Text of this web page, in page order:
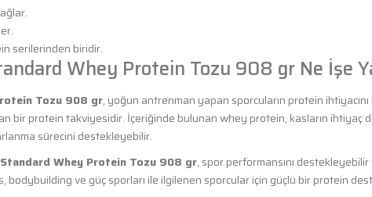
serilerinden biridir.
Whey Protein Tozu 908 gr Ne İşe
Tozu 908 gr, yoğun antrenman yapan sporcuların protein ihtiyacını
bir protein takviyesidir. İçeriğinde bulunan whey protein, kasların ihtiyaç
sürecini destekleyebilir.
Whey Protein Tozu 908 gr, spor performansını destekleyebilir
bodybuilding ve güç sporları ile ilgilenen sporcular için güçlü bir protein